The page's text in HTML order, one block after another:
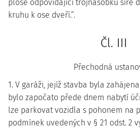
ploše odpovídající trojnásobku šíře
kruhu k ose dveří.“.
Čl. III
Přechodná
1. V garáži, jejíž stavba byla
bylo započato přede dnem nabytí
lze parkovat vozidla s pohonem na
podmínek uvedených v § 21 odst. 2